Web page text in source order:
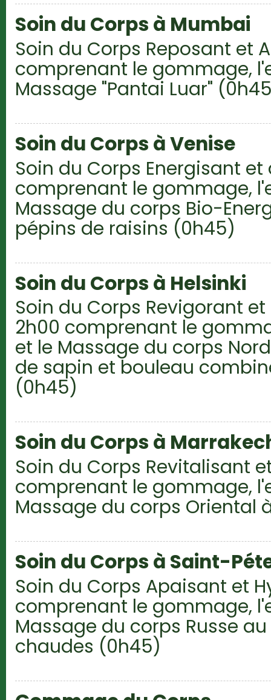
Soin du Corps à Mumbai
Soin du Corps Reposant et
comprenant le gommage,
Massage "Pantai Luar"
Soin du Corps à Venise
Soin du Corps Energisant
comprenant le gommage,
Massage du corps Bio-
pépins de raisins (0h45)
Soin du Corps à Helsinki
Soin du Corps Revigorant
2h00 comprenant le
et le Massage du corps
de sapin et bouleau
(0h45)
Soin du Corps à
Soin du Corps Revitalisant
comprenant le gommage,
Massage du corps Oriental
Soin du Corps à Saint-
Soin du Corps Apaisant et
comprenant le gommage,
Massage du corps Russe
chaudes (0h45)